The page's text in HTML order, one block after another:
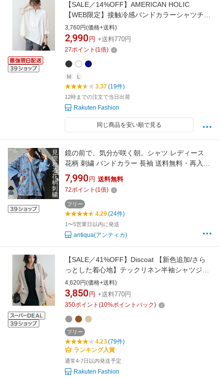
【SALE／14%OFF】AMERICAN HOLIC
【WEB限定】接触冷感バンドカラーシャツチュ
ニック アメリカンホリック トップス シャツ・
ブラウス ネイビー ブラック ホワイト
3,760円(価格+送料)
2,990 円 +送料770円
27ポイント (1倍)
M L
3.37(19件)
12時までの注文で当日出荷
Rakuten Fashion
同じ商品を安い順で見る
鏡の前で、気分が咲く朝。シャツ レディース
花柄 刺繍 バンドカラー 長袖 送料無料・再入荷
(500)メール便可
7,990 円 送料無料
72ポイント (1倍)
フリー
4.29(24件)
1〜5営業日以内に発送
antiqua(アンティカ)
【SALE／41%OFF】Discoat 【新色追加/さら
っとした着心地】テックリネン半袖シャツジャ
ケット《WEB限定》 ディスコート トップス シ
ャツ・ブラウス グレー ベージュ ブラウン
4,620円(価格+送料)
3,850 円 +送料770円
350ポイント (10%ポイントバック)
フリー
4.23(79件)
ランキング入賞
通常4-7日以内発送予定
Rakuten Fashion